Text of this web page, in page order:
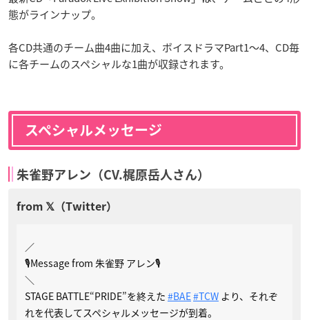
態がラインナップ。
各CD共通のチーム曲4曲に加え、ボイスドラマPart1～4、CD毎
に各チームのスペシャルな1曲が収録されます。
スペシャルメッセージ
朱雀野アレン（CV.梶原岳人さん）
／
🎙Message from 朱雀野 アレン🎙
＼
STAGE BATTLE“PRIDE”を終えた #BAE#TCW より、それぞ
れを代表してスペシャルメッセージが到着。